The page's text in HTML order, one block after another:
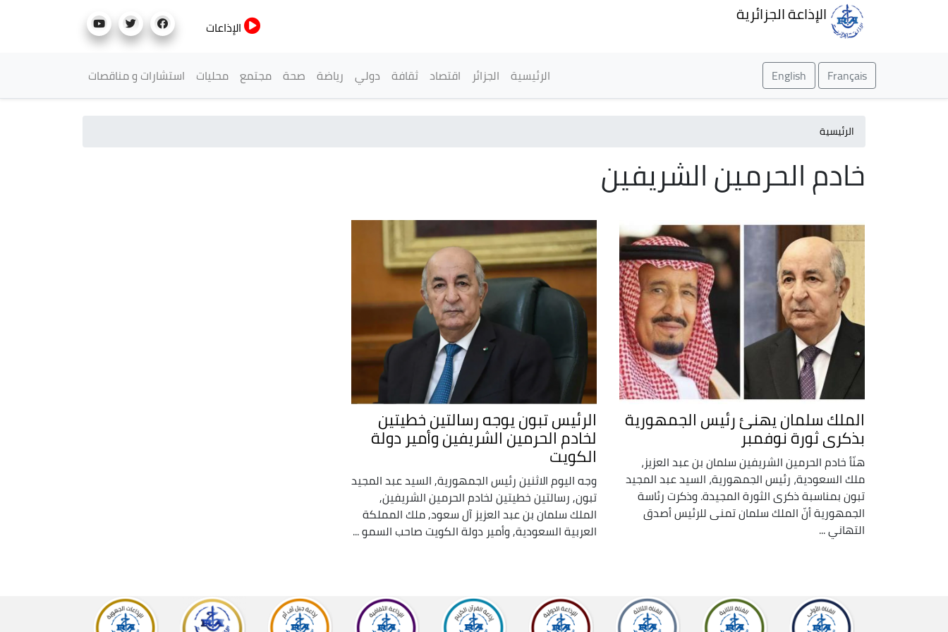
الإذاعة الجزائرية
الإذاعات
Français
English القائمة الرئيسية
الرئيسية الجزائر اقتصاد ثقافة دولي رياضة صحة مجتمع محليات استشارات و مناقصات
الرئيسية
خادم الحرمين الشريفين
الملك سلمان يهنئ رئيس الجمهورية
بذكرى ثورة نوفمبر
هنّأ خادم الحرمين الشريفين سلمان بن عبد العزيز،
ملك السعودية، رئيس الجمهورية، السيد عبد المجيد
تبون بمناسبة ذكرى الثورة المجيدة. وذكرت رئاسة
الجمهورية أنّ الملك سلمان تمنى للرئيس أصدق
التهاني ...
الرئيس تبون يوجه رسالتين خطيتين
لخادم الحرمين الشريفين وأمير دولة
الكويت
وجه اليوم الاثنين رئيس الجمهورية, السيد عبد المجيد
تبون, رسالتين خطيتين لخادم الحرمين الشريفين,
الملك سلمان بن عبد العزيز آل سعود, ملك المملكة
العربية السعودية, وأمير دولة الكويت صاحب السمو ...